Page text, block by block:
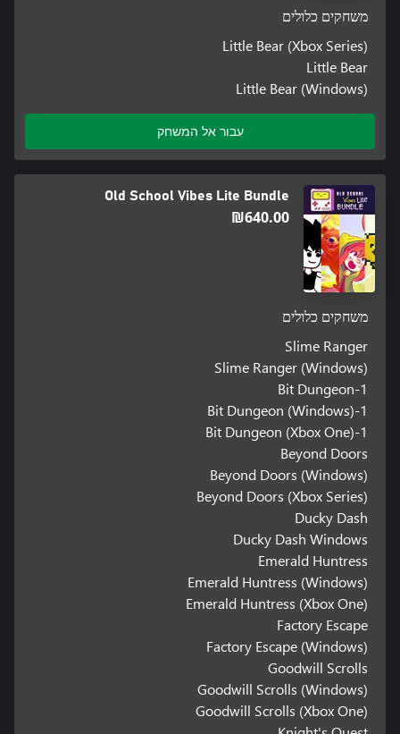
משחקים כלולים
Little Bear (Xbox Series)
Little Bear
Little Bear (Windows)
עבור אל המשחק
Old School Vibes Lite Bundle
‪₪‎640.00‬
משחקים כלולים
Slime Ranger
Slime Ranger (Windows)
1-Bit Dungeon
1-Bit Dungeon (Windows)
1-Bit Dungeon (Xbox One)
Beyond Doors
Beyond Doors (Windows)
Beyond Doors (Xbox Series)
Ducky Dash
Ducky Dash Windows
Emerald Huntress
Emerald Huntress (Windows)
Emerald Huntress (Xbox One)
Factory Escape
Factory Escape (Windows)
Goodwill Scrolls
Goodwill Scrolls (Windows)
Goodwill Scrolls (Xbox One)